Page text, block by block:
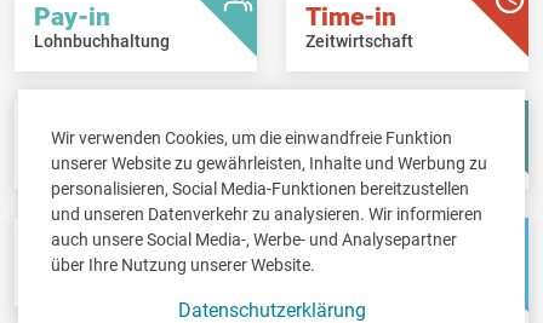
Wir verwenden Cookies, um die einwandfreie Funktion
unserer Website zu gewährleisten, Inhalte und Werbung zu
personalisieren, Social Media-Funktionen bereitzustellen
und unseren Datenverkehr zu analysieren. Wir informieren
auch unsere Social Media-, Werbe- und Analysepartner
über Ihre Nutzung unserer Website.
Datenschutzerklärung
Pay-in
Lohnbuchhaltung
Time-in
Zeitwirtschaft
Fisc-in
Steuererklärungen
Account-in
Jahresabschlüsse
Pos-in
Kassensystem
Net-in
Webshops &